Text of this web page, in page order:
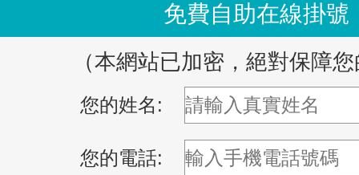
免費自助在線掛號
（本網站已加密，絕對保障
您的姓名:
您的電話: